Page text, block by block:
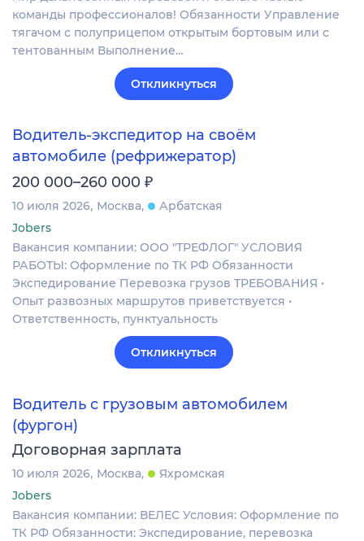
команды профессионалов! Обязанности Управление
тягачом с полуприцепом открытым бортовым или с
тентованным Выполнение…
Откликнуться
Водитель-экспедитор на своём
автомобиле (рефрижератор)
200 000–260 000 ₽
10 июля 2026 Москва
Арбатская
Jobers
Вакансия компании: ООО "ТРЕФЛОГ" УСЛОВИЯ
РАБОТЫ: Оформление по ТК РФ Обязанности
Экспедирование Перевозка грузов ТРЕБОВАНИЯ •
Опыт развозных маршрутов приветствуется •
Ответственность, пунктуальность
Откликнуться
Водитель с грузовым автомобилем
(фургон)
Договорная зарплата
10 июля 2026 Москва
Яхромская
Jobers
Вакансия компании: ВЕЛЕС Условия: Оформление по
ТК РФ Обязанности: Экспедирование, перевозка